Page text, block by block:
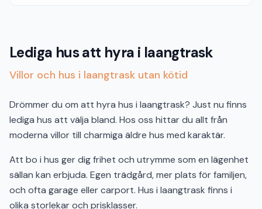
Lediga hus att hyra i laangtrask
Villor och hus i laangtrask utan kötid
Drömmer du om att hyra hus i laangtrask? Just nu finns
lediga hus att välja bland. Hos oss hittar du allt från
moderna villor till charmiga äldre hus med karaktär.
Att bo i hus ger dig frihet och utrymme som en lägenhet
sällan kan erbjuda. Egen trädgård, mer plats för familjen,
och ofta garage eller carport. Hus i laangtrask finns i
olika storlekar och prisklasser.